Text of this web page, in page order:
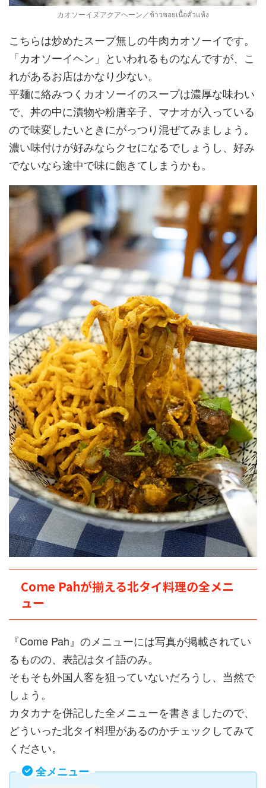
カオソーイヌアクアヘーン／ข้าวซอยเนื้อคั่วแห้ง
こちらは炒めたスープ無しの牛肉カオソーイです。
「カオソーイヘン」といわれるものなんですが、こ
れがあるお店はかなり少ない。
平麺に絡みつくカオソーイのスープは濃厚な味わい
で、丼の中に漬物や粉唐辛子、マナオが入っている
ので味変したいときにがっつり混ぜてみましょう。
濃い味付けが好みならクセになるでしょうし、好み
でないなら途中で味に飽きてしまうかも。
Come Pahが揃える北タイ料理の全メニ
ュー
『Come Pah』のメニューには写真が掲載されてい
るものの、表記はタイ語のみ。
そもそも外国人客を狙っていないだろうし、当然で
しょう。
カタカナを併記した全メニューを書きましたので、
どういった北タイ料理があるのかチェックしてみて
ください。
全メニュー